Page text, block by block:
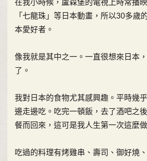
在我小時候，盧森堡的電視上時常播
「七龍珠」等日本動畫，所以30多歲
本愛好者。
像我就是其中之一。一直很想來日本
了。
我對日本的食物尤其感興趣。平時幾
邊走邊吃。吃完一頓飯，去了酒吧之
餐而回來，這可是我人生第一次這麼
吃過的料理有烤雞串、壽司、御好燒